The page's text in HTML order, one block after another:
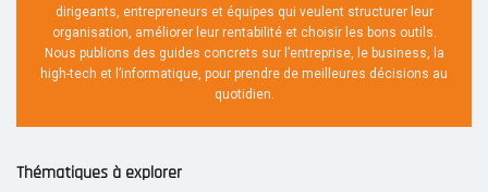
dirigeants, entrepreneurs et équipes qui veulent structurer leur
organisation, améliorer leur rentabilité et choisir les bons outils.
Nous publions des guides concrets sur l’entreprise, le business, la
high-tech et l’informatique, pour prendre de meilleures décisions au
quotidien.
Thématiques à explorer